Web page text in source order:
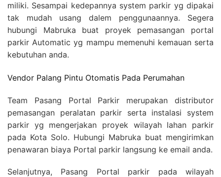
miliki. Sesampai kedepannya system parkir yg dipakai
tak mudah usang dalem penggunaannya. Segera
hubungi Mabruka buat proyek pemasangan portal
parkir Automatic yg mampu memenuhi kemauan serta
kebutuhan anda.
Vendor Palang Pintu Otomatis Pada Perumahan
Team Pasang Portal Parkir merupakan distributor
pemasangan peralatan parkir serta instalasi system
parkir yg mengerjakan proyek wilayah lahan parkir
pada Kota Solo. Hubungi Mabruka buat mengirimkan
penawaran biaya Portal parkir langsung ke email anda.
Selanjutnya, Pasang Portal parkir pada wilayah